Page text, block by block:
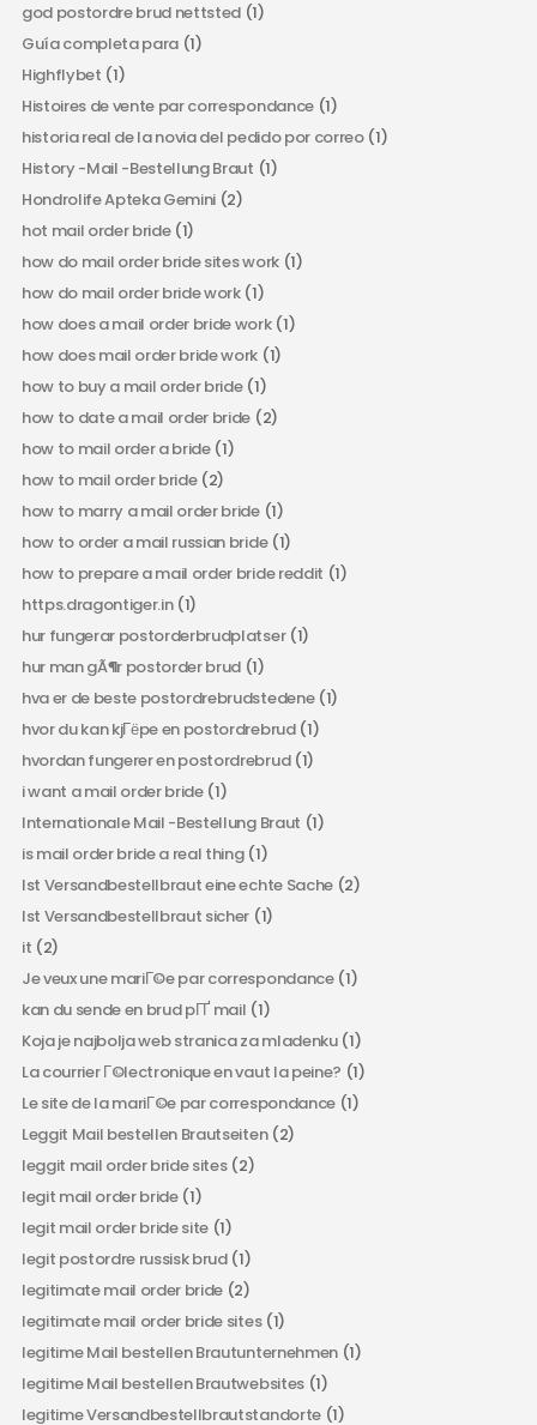
god postordre brud nettsted (1)
Guía completa para (1)
Highflybet (1)
Histoires de vente par correspondance(1)
historia real de la novia del pedido por correo(1)
History -Mail -Bestellung Braut (1)
Hondrolife Apteka Gemini (2)
hot mail order bride(1)
how do mail order bride sites work(1)
how do mail order bride work(1)
how does a mail order bride work(1)
how does mail order bride work (1)
how to buy a mail order bride(1)
how to date a mail order bride (2)
how to mail order a bride(1)
how to mail order bride(2)
how to marry a mail order bride(1)
how to order a mail russian bride(1)
how to prepare a mail order bride reddit (1)
https.dragontiger.in(1)
hur fungerar postorderbrudplatser(1)
hur man gÃ¶r postorder brud (1)
hva er de beste postordrebrudstedene(1)
hvor du kan kjГёpe en postordrebrud(1)
hvordan fungerer en postordrebrud(1)
i want a mail order bride(1)
Internationale Mail -Bestellung Braut (1)
is mail order bride a real thing(1)
Ist Versandbestellbraut eine echte Sache(2)
Ist Versandbestellbraut sicher (1)
it (2)
Je veux une mariГ©e par correspondance(1)
kan du sende en brud pГҐ mail (1)
Koja je najbolja web stranica za mladenku(1)
La courrier Г©lectronique en vaut la peine? (1)
Le site de la mariГ©e par correspondance(1)
Leggit Mail bestellen Brautseiten(2)
leggit mail order bride sites(2)
legit mail order bride(1)
legit mail order bride site (1)
legit postordre russisk brud(1)
legitimate mail order bride (2)
legitimate mail order bride sites(1)
legitime Mail bestellen Brautunternehmen(1)
legitime Mail bestellen Brautwebsites(1)
legitime Versandbestellbrautstandorte(1)